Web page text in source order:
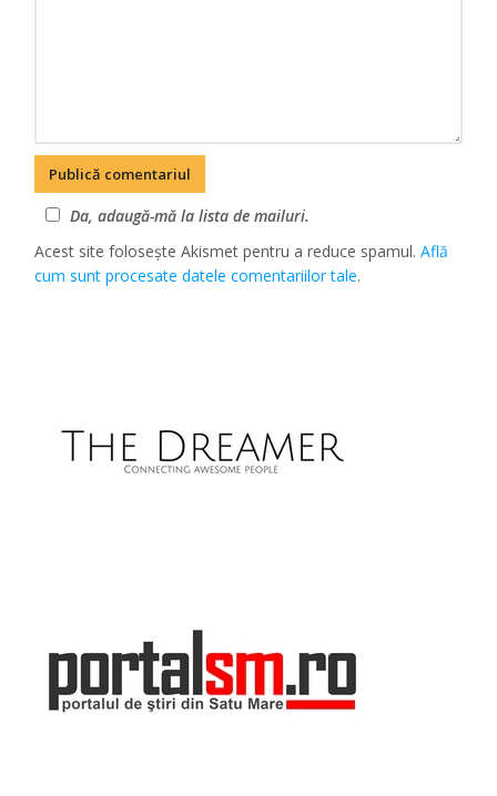
Da, adaugă-mă la lista de mailuri.
Acest site folosește Akismet pentru a reduce spamul.Află
cum sunt procesate datele comentariilor tale.